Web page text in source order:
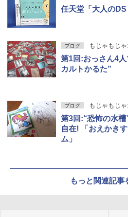
任天堂「大人のDS
ブログ もじゃもじ
第1回:おっさん4
カルトかるた”
ブログ もじゃもじ
第3回:“恐怖の水
自在! 「おえかき
ム」
もっと関連記事